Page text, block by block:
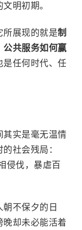
明初期。
所展现的就是制
公共服务如何赢
是任何时代、任
其实是毫无温情
社会残局：
侵伐，暴虐百
不保夕的日
晚却未必能活着